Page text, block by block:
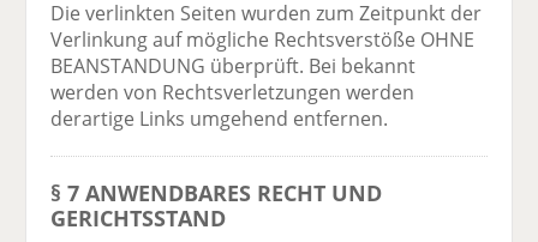
Die verlinkten Seiten wurden zum Zeitpunkt der
Verlinkung auf mögliche Rechtsverstöße OHNE
BEANSTANDUNG überprüft. Bei bekannt
werden von Rechtsverletzungen werden
derartige Links umgehend entfernen.
§ 7 ANWENDBARES RECHT UND
GERICHTSSTAND